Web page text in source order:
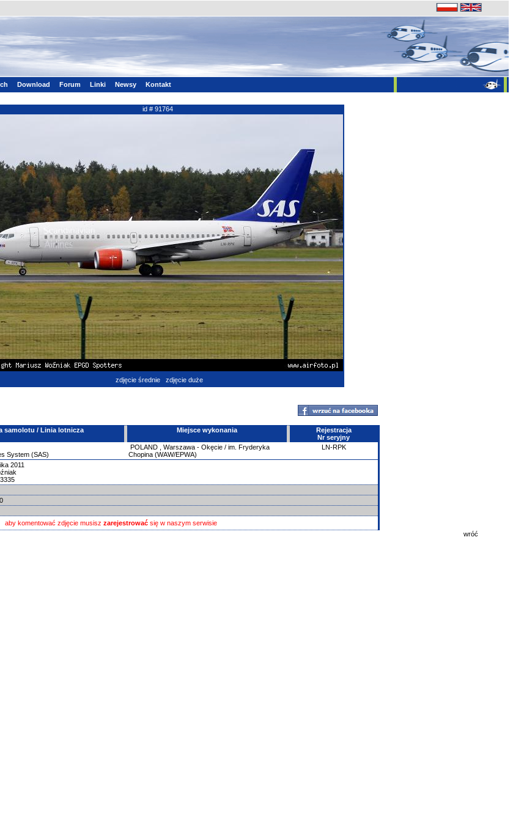
Download Forum Linki Newsy Kontakt
id # 91764
zdjęcie średnie zdjęcie duże
samolotu / Linia lotnicza Miejsce wykonania
Rejestracja
Nr seryjny
System (SAS)
POLAND, Warszawa - Okęcie / im. Fryderyka
Chopina (WAW/EPWA)
LN-RPK
2011
3335
aby komentować zdjęcie musisz zarejestrowaćsię w naszym serwisie
wróć